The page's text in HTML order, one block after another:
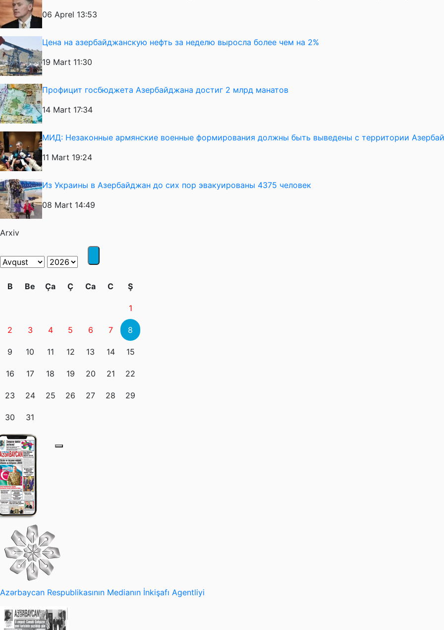
06 Aprel 13:53
Цена на азербайджанскую нефть за неделю выросла более чем на 2%
19 Mart 11:30
Профицит госбюджета Азербайджана достиг 2 млрд манатов
14 Mart 17:34
МИД: Незаконные армянские военные формирования должны быть выведены с территории
11 Mart 19:24
Из Украины в Азербайджан до сих пор эвакуированы 4375 человек
08 Mart 14:49
Arxiv
B Be Ça Ç Ca C Ş
1
2 3 4 5 6 7 8
9 10 11 12 13 14 15
16 17 18 19 20 21 22
23 24 25 26 27 28 29
30 31
Azərbaycan Respublikasının Medianın İnkişafı Agentliyi